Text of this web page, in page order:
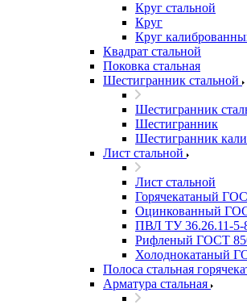
Круг стальной
Круг
Круг
Квадрат стальной
Поковка стальная
Шестигранник стальной
Шестигранник
Шестигранник
Шестигранник
Лист стальной
Лист стальной
Горячекатаный
Оцинкованный
ПВЛ ТУ 36.26.11-5-
Рифленый ГОСТ
Холоднокатаный
Полоса стальная
Арматура стальная